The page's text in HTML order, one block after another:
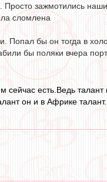
Просто зажмотились
сломлена
Попал бы он тогда в
бы поляки вчера
есть.Ведь
он и в Африке